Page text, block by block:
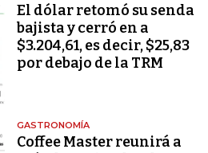
El dólar retomó su senda
bajista y cerró en a
$3.204,61, es decir, $25,83
por debajo de la TRM
GASTRONOMÍA
Coffee Master reunirá a